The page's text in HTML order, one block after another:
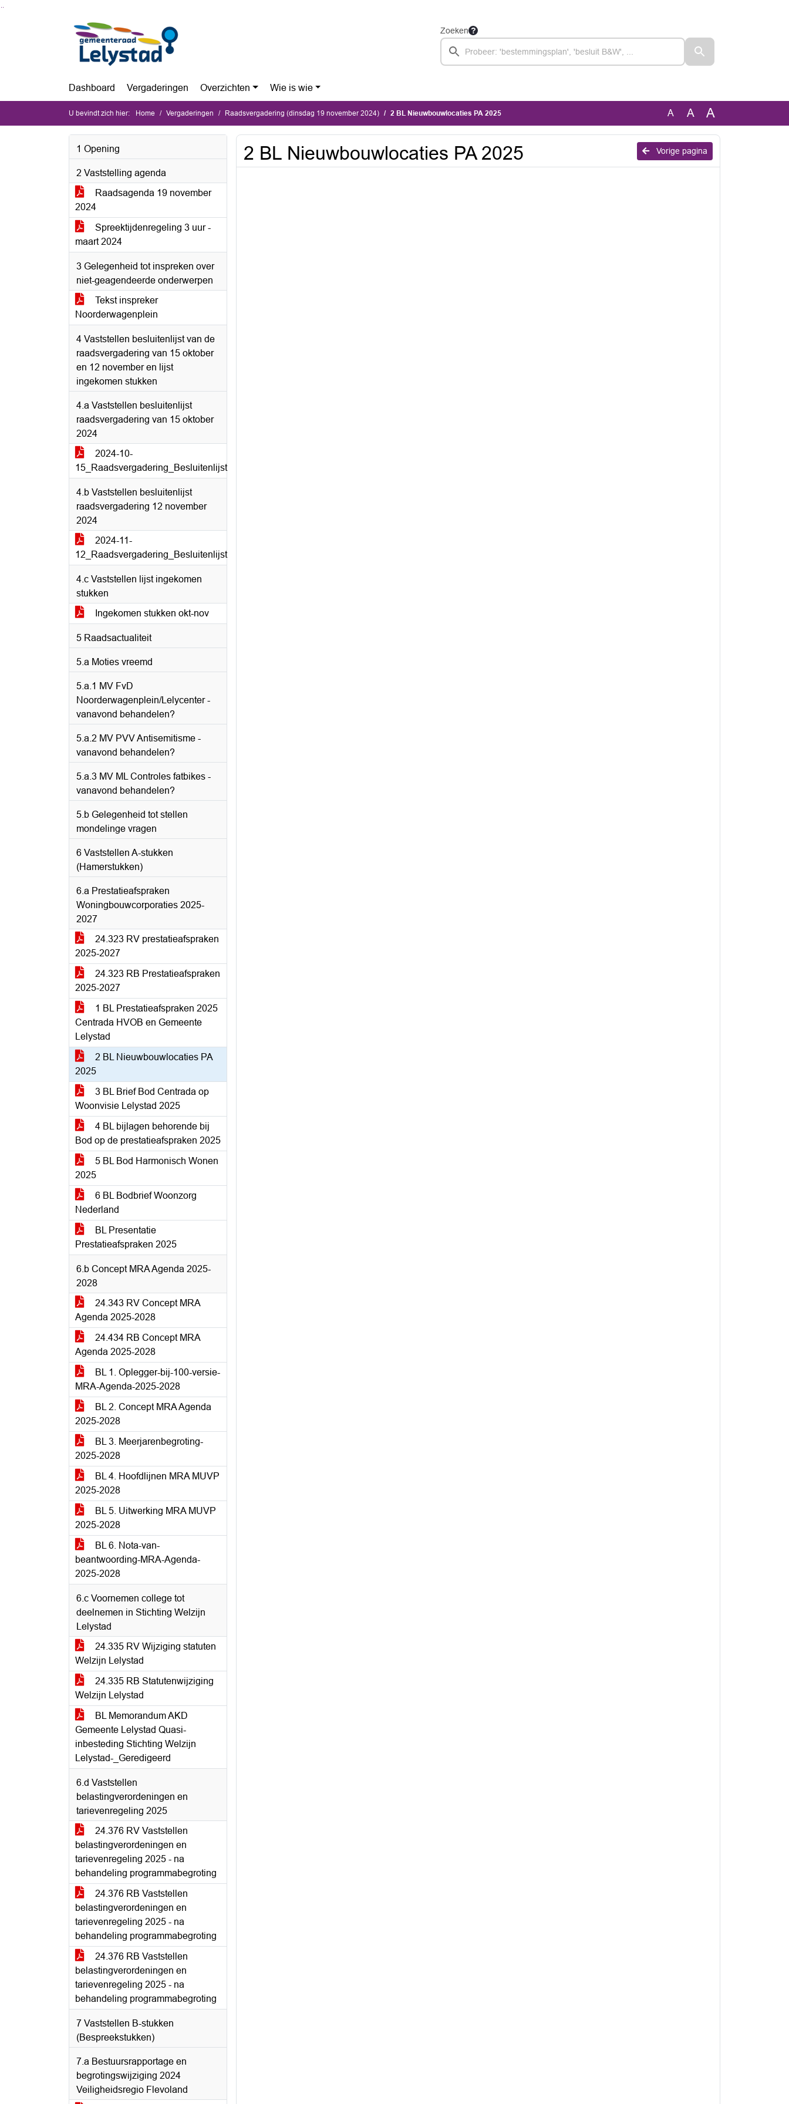
Zoeken
Dashboard Vergaderingen Overzichten Wie is wie
U bevindt zich hier: Home Vergaderingen Raadsvergadering (dinsdag 19 november 2024) 2 BL Nieuwbouwlocaties PA 2025 A A A
1 Opening
2 Vaststelling agenda
Raadsagenda 19 november
2024
Spreektijdenregeling 3 uur -
maart 2024
3 Gelegenheid tot inspreken over
niet-geagendeerde onderwerpen
Tekst inspreker
Noorderwagenplein
4 Vaststellen besluitenlijst van de
raadsvergadering van 15 oktober
en 12 november en lijst
ingekomen stukken
4.a Vaststellen besluitenlijst
raadsvergadering van 15 oktober
2024
2024-10-
15_Raadsvergadering_Besluitenlijst
4.b Vaststellen besluitenlijst
raadsvergadering 12 november
2024
2024-11-
12_Raadsvergadering_Besluitenlijst
4.c Vaststellen lijst ingekomen
stukken
Ingekomen stukken okt-nov
5 Raadsactualiteit
5.a Moties vreemd
5.a.1 MV FvD
Noorderwagenplein/Lelycenter -
vanavond behandelen?
5.a.2 MV PVV Antisemitisme -
vanavond behandelen?
5.a.3 MV ML Controles fatbikes -
vanavond behandelen?
5.b Gelegenheid tot stellen
mondelinge vragen
6 Vaststellen A-stukken
(Hamerstukken)
6.a Prestatieafspraken
Woningbouwcorporaties 2025-
2027
24.323 RV prestatieafspraken
2025-2027
24.323 RB Prestatieafspraken
2025-2027
1 BL Prestatieafspraken 2025
Centrada HVOB en Gemeente
Lelystad
2 BL Nieuwbouwlocaties PA
2025
3 BL Brief Bod Centrada op
Woonvisie Lelystad 2025
4 BL bijlagen behorende bij
Bod op de prestatieafspraken 2025
5 BL Bod Harmonisch Wonen
2025
6 BL Bodbrief Woonzorg
Nederland
BL Presentatie
Prestatieafspraken 2025
6.b Concept MRA Agenda 2025-
2028
24.343 RV Concept MRA
Agenda 2025-2028
24.434 RB Concept MRA
Agenda 2025-2028
BL 1. Oplegger-bij-100-versie-
MRA-Agenda-2025-2028
BL 2. Concept MRA Agenda
2025-2028
BL 3. Meerjarenbegroting-
2025-2028
BL 4. Hoofdlijnen MRA MUVP
2025-2028
BL 5. Uitwerking MRA MUVP
2025-2028
BL 6. Nota-van-
beantwoording-MRA-Agenda-
2025-2028
6.c Voornemen college tot
deelnemen in Stichting Welzijn
Lelystad
24.335 RV Wijziging statuten
Welzijn Lelystad
24.335 RB Statutenwijziging
Welzijn Lelystad
BL Memorandum AKD
Gemeente Lelystad Quasi-
inbesteding Stichting Welzijn
Lelystad-_Geredigeerd
6.d Vaststellen
belastingverordeningen en
tarievenregeling 2025
24.376 RV Vaststellen
belastingverordeningen en
tarievenregeling 2025 - na
behandeling programmabegroting
24.376 RB Vaststellen
belastingverordeningen en
tarievenregeling 2025 - na
behandeling programmabegroting
24.376 RB Vaststellen
belastingverordeningen en
tarievenregeling 2025 - na
behandeling programmabegroting
7 Vaststellen B-stukken
(Bespreekstukken)
7.a Bestuursrapportage en
begrotingswijziging 2024
Veiligheidsregio Flevoland
Vorige pagina
2 BL Nieuwbouwlocaties PA 2025